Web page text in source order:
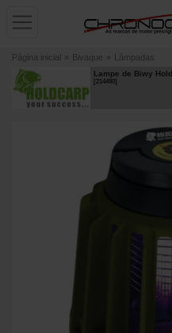
Página inicial » Bivaque » Lâmpadas
Lampe de Biwy
[214480]